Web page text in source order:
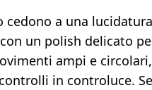
cedono a una
un polish delicato
ampi e
in controluce.